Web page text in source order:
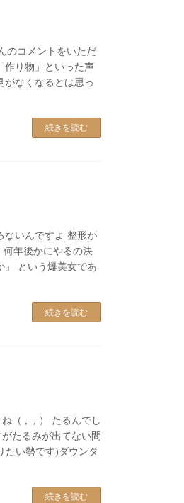
のコメントをいただ
作り物」といった声
がなくなるとは思っ
続きを読む
ないんですよ 整形が
何年後かにやるの決
」 という爆美女であ
続きを読む
（ ; ; ） たるんでし
たるみが出てない間
たい勢です)ダウンタ
続きを読む